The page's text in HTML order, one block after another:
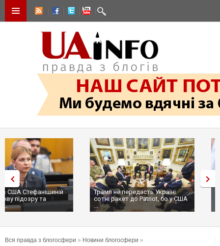
Трамп не передасть Україні
сотні ракет до Patriot, бо у США
...
Вибух у ресторані в Москві:
ціллю був головком ВКС
Вся правда з блогосфери » Новини блогосфери »